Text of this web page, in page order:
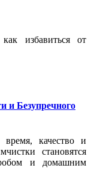
избавиться от
и Безупречного
качество и
становятся
и домашним